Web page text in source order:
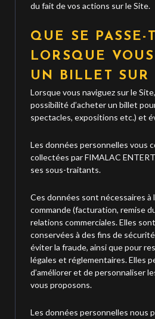
du fait de vos actions sur le Site.
QUE SE PASSE-
LORSQUE
UN BILLET SUR
Lorsque vous naviguez sur le
possibilité d’acheter un billet
spectacles, expositions etc.) et
Les données personnelles vous
collectées par FIMALAC
ses sous-traitants.
Ces données sont nécessaires
commande (facturation, remise
relations commerciales. Elles
conservées à des fins de
éviter la fraude, ainsi que pour
légales et réglementaires. Elles
d’améliorer et de personnaliser
vous proposons.
Les données personnelles nous